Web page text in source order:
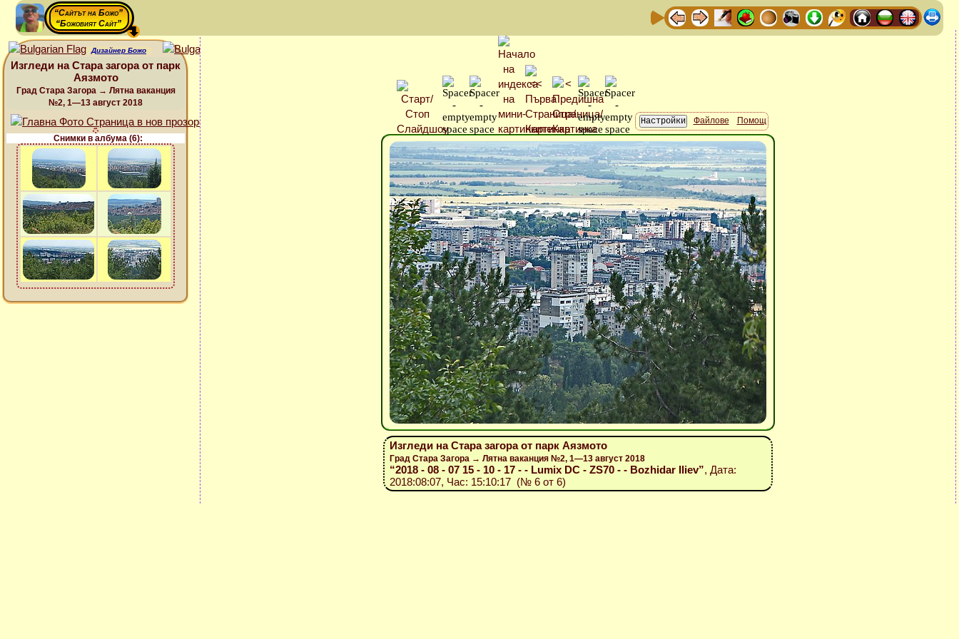
“Сайтът на Божо”
“Божовият Сайт”
Дизайнер Божо
Изгледи на Стара загора от парк
Аязмото
Град Стара Загора → Лятна ваканция
№2, 1—13 август 2018
Снимки в албума (6):
Файлове Помощ
Изгледи на Стара загора от парк Аязмото
Град Стара Загора → Лятна ваканция №2, 1—13 август 2018
“2018 - 08 - 07 15 - 10 - 17 - - Lumix DC - ZS70 - - Bozhidar Iliev”, Дата:
2018:08:07, Час: 15:10:17 (№ 6 от 6)